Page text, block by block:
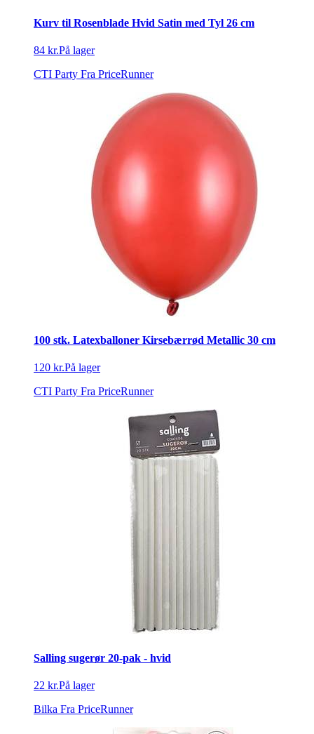
Kurv til Rosenblade Hvid Satin med Tyl 26 cm
84 kr.På lager
CTI Party Fra PriceRunner
100 stk. Latexballoner Kirsebærrød Metallic 30 cm
120 kr.På lager
CTI Party Fra PriceRunner
Salling sugerør 20-pak - hvid
22 kr.På lager
Bilka Fra PriceRunner